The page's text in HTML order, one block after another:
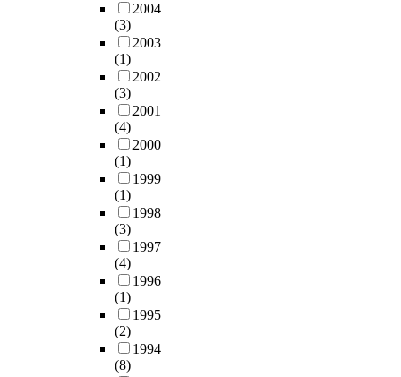
2004
(3)
2003
(1)
2002
(3)
2001
(4)
2000
(1)
1999
(1)
1998
(3)
1997
(4)
1996
(1)
1995
(2)
1994
(8)